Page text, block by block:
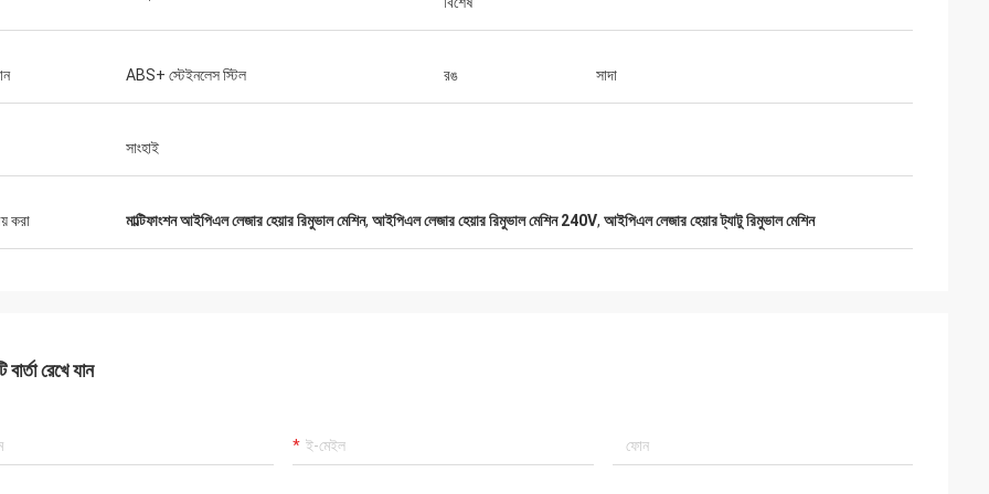
ABS+ স্টেইনলেস স্টিল রঙ সাদা
সাংহাই
করা মাল্টিফাংশন আইপিএল লেজার হেয়ার রিমুভাল মেশিন, আইপিএল লেজার হেয়ার রিমুভাল মেশিন 240V, আইপিএল লেজার হেয়ার ট্যাটু রিমুভাল মেশিন
বার্তা রেখে যান